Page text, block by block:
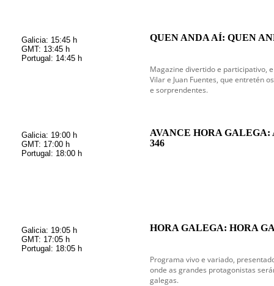
Galicia: 15:45 h
GMT: 13:45 h
Portugal: 14:45 h
QUEN ANDA AÍ: QUEN
Magazine divertido e participativo,
Vilar e Juan Fuentes, que entretén
e sorprendentes.
Galicia: 19:00 h
GMT: 17:00 h
Portugal: 18:00 h
AVANCE HORA
346
Galicia: 19:05 h
GMT: 17:05 h
Portugal: 18:05 h
HORA GALEGA: HORA
Programa vivo e variado,
onde as grandes protagonistas
galegas.